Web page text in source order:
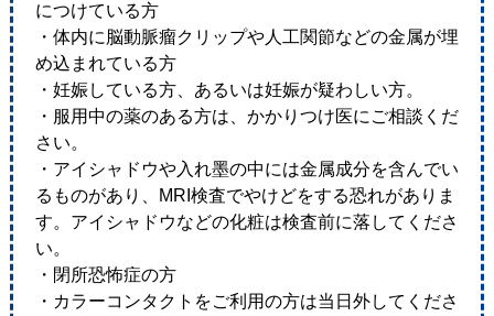
につけている方
・体内に脳動脈瘤クリップや人工関節などの金属が埋
め込まれている方
・妊娠している方、あるいは妊娠が疑わしい方。
・服用中の薬のある方は、かかりつけ医にご相談くだ
さい。
・アイシャドウや入れ墨の中には金属成分を含んでい
るものがあり、MRI検査でやけどをする恐れがありま
す。アイシャドウなどの化粧は検査前に落してくださ
い。
・閉所恐怖症の方
・カラーコンタクトをご利用の方は当日外してくださ